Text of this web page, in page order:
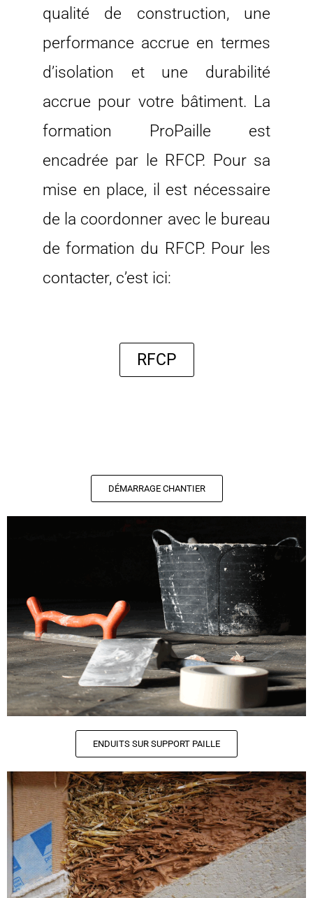
qualité de construction, une
performance accrue en termes
d’isolation et une durabilité
accrue pour votre bâtiment. La
formation ProPaille est
encadrée par le RFCP. Pour sa
mise en place, il est nécessaire
de la coordonner avec le bureau
de formation du RFCP. Pour les
contacter, c’est ici:
RFCP
DÉMARRAGE CHANTIER
ENDUITS SUR SUPPORT PAILLE